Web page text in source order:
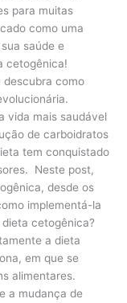
para muitas
como uma
saúde e
cetogênica!
descubra como
vida mais saudável
de carboidratos
tem conquistado
Neste post,
desde os
implementá-la
cetogênica?
a dieta
em que se
alimentares.
a mudança de